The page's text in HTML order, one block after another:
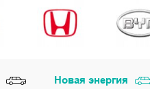
Новая энергия